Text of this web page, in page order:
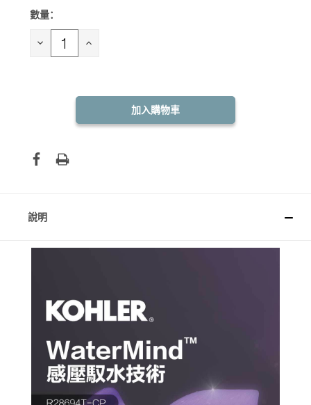
目前
存：
數量：
減 增
說明